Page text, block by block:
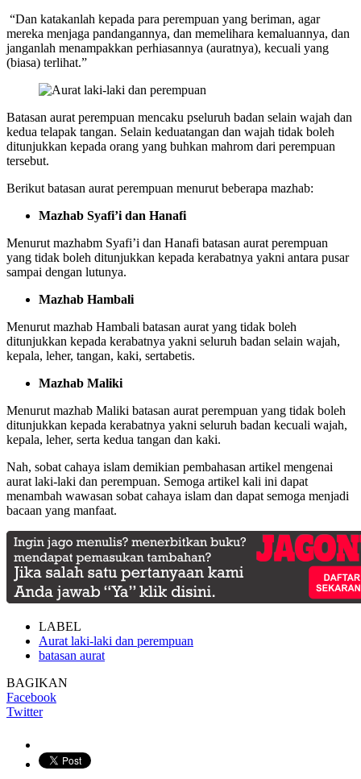
“Dan katakanlah kepada para perempuan yang beriman, agar
mereka menjaga pandangannya, dan memelihara kemaluannya, dan
janganlah menampakkan perhiasannya (auratnya), kecuali yang
(biasa) terlihat.”
Batasan aurat perempuan mencaku pseluruh badan selain wajah dan
kedua telapak tangan. Selain keduatangan dan wajah tidak boleh
ditunjukkan kepada orang yang buhkan mahrom dari perempuan
tersebut.
Berikut batasan aurat perempuan menurut beberapa mazhab:
Mazhab Syafi’i dan Hanafi
Menurut mazhabm Syafi’i dan Hanafi batasan aurat perempuan
yang tidak boleh ditunjukkan kepada kerabatnya yakni antara pusar
sampai dengan lutunya.
Mazhab Hambali
Menurut mazhab Hambali batasan aurat yang tidak boleh
ditunjukkan kepada kerabatnya yakni seluruh badan selain wajah,
kepala, leher, tangan, kaki, sertabetis.
Mazhab Maliki
Menurut mazhab Maliki batasan aurat perempuan yang tidak boleh
ditunjukkan kepada kerabatnya yakni seluruh badan kecuali wajah,
kepala, leher, serta kedua tangan dan kaki.
Nah, sobat cahaya islam demikian pembahasan artikel mengenai
aurat laki-laki dan perempuan. Semoga artikel kali ini dapat
menambah wawasan sobat cahaya islam dan dapat semoga menjadi
bacaan yang manfaat.
LABEL
Aurat laki-laki dan perempuan
batasan aurat
BAGIKAN
Facebook
Twitter